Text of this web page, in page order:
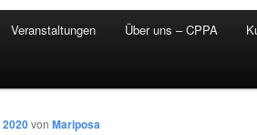
Veranstaltungen Über uns – CPPA
von Mariposa